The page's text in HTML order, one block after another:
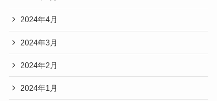
2024年4月
2024年3月
2024年2月
2024年1月